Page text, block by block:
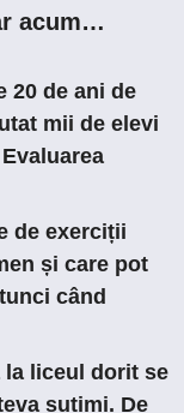
acum…
20 de ani de
mii de elevi
de exerciții
și care pot
când
la liceul dorit se
sutimi. De